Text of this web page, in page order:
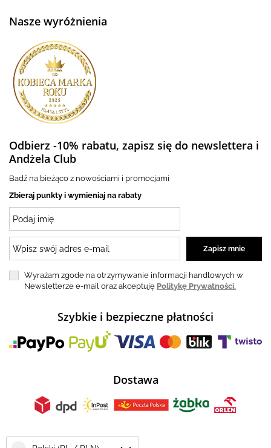
Nasze wyróżnienia
Odbierz -10% rabatu, zapisz się do newslettera i
Andżela Club
Badź na bieżąco z nowościami i promocjami
Zbieraj punkty i wymieniaj na rabaty
Wyrażam zgode na otrzymywanie informacji handlowych w
Newsletterze e-mail oraz akceptuję Politykę Prywatności.
Szybkie i bezpieczne płatności
Dostawa